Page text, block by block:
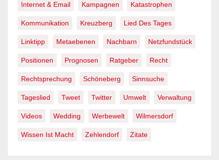
Internet & Email Kampagnen Katastrophen
Kommunikation Kreuzberg Lied Des Tages
Linktipp Metaebenen Nachbarn Netzfundstück
Positionen Prognosen Ratgeber Recht
Rechtsprechung Schöneberg Sinnsuche
Tageslied Tweet Twitter Umwelt Verwaltung
Videos Wedding Werbewelt Wilmersdorf
Wissen Ist Macht Zehlendorf Zitate